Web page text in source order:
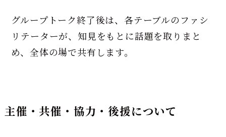
グループトーク終了後は、各テーブルのファシ
リテーターが、知見をもとに話題を取りまと
め、全体の場で共有します。
主催・共催・協力・後援について